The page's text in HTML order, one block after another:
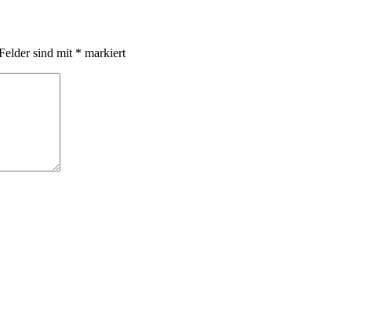
sind mit * markiert